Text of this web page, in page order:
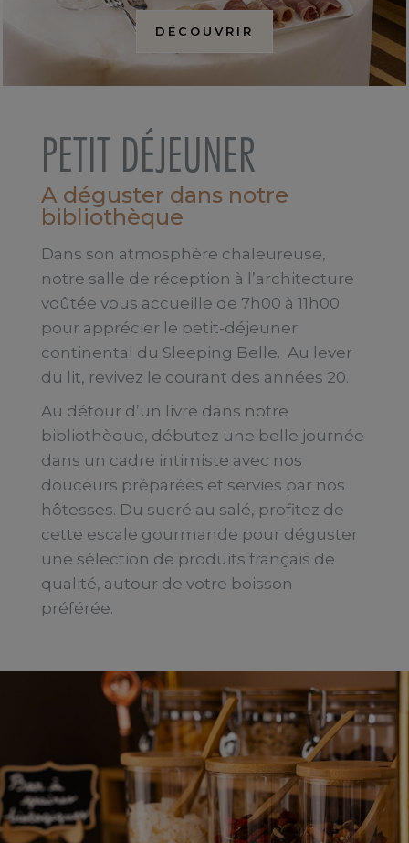
DÉCOUVRIR
PETIT DÉJEUNER
A déguster dans notre
bibliothèque
Dans son atmosphère chaleureuse,
notre salle de réception à l’architecture
voûtée vous accueille de 7h00 à 11h00
pour apprécier le petit-déjeuner
continental du Sleeping Belle. Au lever
du lit, revivez le courant des années 20.
Au détour d’un livre dans notre
bibliothèque, débutez une belle journée
dans un cadre intimiste avec nos
douceurs préparées et servies par nos
hôtesses. Du sucré au salé, profitez de
cette escale gourmande pour déguster
une sélection de produits français de
qualité, autour de votre boisson
préférée.